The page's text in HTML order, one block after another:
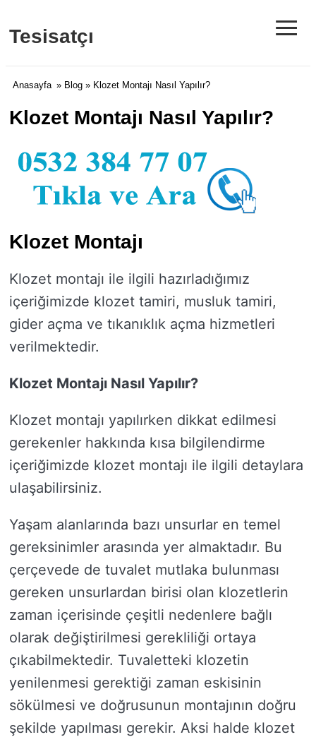
Tesisatçı ≡
Anasayfa » Blog » Klozet Montajı Nasıl Yapılır?
Klozet Montajı Nasıl Yapılır?
Klozet Montajı
Klozet montajı ile ilgili hazırladığımız
içeriğimizde klozet tamiri, musluk tamiri,
gider açma ve tıkanıklık açma hizmetleri
verilmektedir.
Klozet Montajı Nasıl Yapılır?
Klozet montajı yapılırken dikkat edilmesi
gerekenler hakkında kısa bilgilendirme
içeriğimizde klozet montajı ile ilgili detaylara
ulaşabilirsiniz.
Yaşam alanlarında bazı unsurlar en temel
gereksinimler arasında yer almaktadır. Bu
çerçevede de tuvalet mutlaka bulunması
gereken unsurlardan birisi olan klozetlerin
zaman içerisinde çeşitli nedenlere bağlı
olarak değiştirilmesi gerekliliği ortaya
çıkabilmektedir. Tuvaletteki klozetin
yenilenmesi gerektiği zaman eskisinin
sökülmesi ve doğrusunun montajının doğru
şekilde yapılması gerekir. Aksi halde klozet